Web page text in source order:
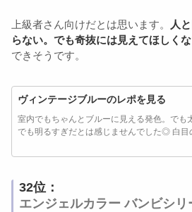
上級者さん向けだとは思います。
人
らない。でも奇抜には見えてほしく
できそうです。
ヴィンテージブルーのレポを見る
室内でもちゃんとブルーに見える発色。でも
でも明るすぎだとは感じ
32位：
エンジェルカラー バンビシリ